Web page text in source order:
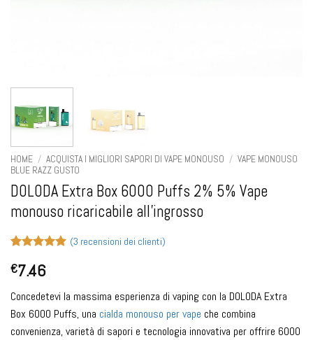
HOME / ACQUISTA I MIGLIORI SAPORI DI VAPE MONOUSO / VAPE MONOUSO
BLUE RAZZ GUSTO
DOLODA Extra Box 6000 Puffs 2% 5% Vape
monouso ricaricabile all'ingrosso
su 5 su
base di
recensioni
(3 recensioni dei clienti)
€7.46
Concedetevi la massima esperienza di vaping con la DOLODA Extra
Box 6000 Puffs, una cialda monouso per vape che combina
convenienza, varietà di sapori e tecnologia innovativa per offrire 6000